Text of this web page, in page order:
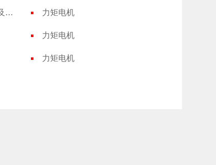
三相异步电动机启动故障原因及处理 力矩电机
力矩电机
力矩电机